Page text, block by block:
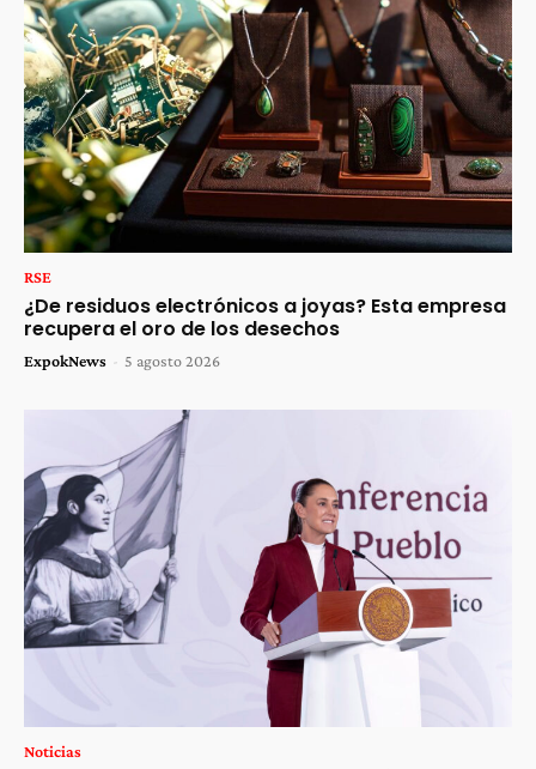
RSE
¿De residuos electrónicos a joyas? Esta empresa
recupera el oro de los desechos
ExpokNews - 5 agosto 2026
Noticias